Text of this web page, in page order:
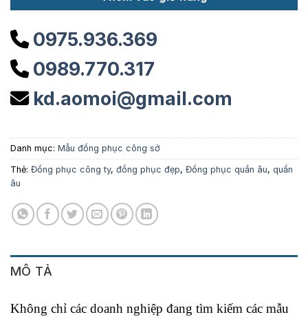
0975.936.369
0989.770.317
kd.aomoi@gmail.com
Danh mục: Mẫu đồng phục công sở
Thẻ: Đồng phục công ty, đồng phục đẹp, Đồng phục quần âu, quần
âu
MÔ TẢ
Không chỉ các doanh nghiệp đang tìm kiếm các mẫu